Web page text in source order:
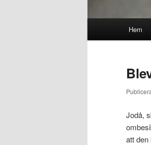
Hem
Jodå,
att